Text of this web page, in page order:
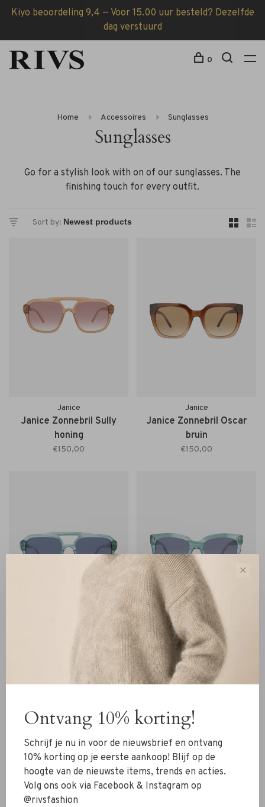
Kiyo beoordeling 9,4 — Voor 15.00 uur besteld? Dezelfde
dag verstuurd
0
Home Accessoires Sunglasses
Sunglasses
Go for a stylish look with on of our sunglasses. The
finishing touch for every outfit.
Sort by:
Janice
Janice Zonnebril Sully
honing
€150,00
Janice
Janice Zonnebril Oscar
bruin
€150,00
Janice Zonnebril Sully
blauw
€150,00
Janice
Janice Zonnebril Royce
blauw
€145,00
Sort by:
Showing 1 - 4 of 4
✕
Ontvang 10% korting!
Schrijf je nu in voor de nieuwsbrief en ontvang
10% korting op je eerste aankoop! Blijf op de
hoogte van de nieuwste items, trends en acties.
Volg ons ook via Facebook & Instagram op
@rivsfashion